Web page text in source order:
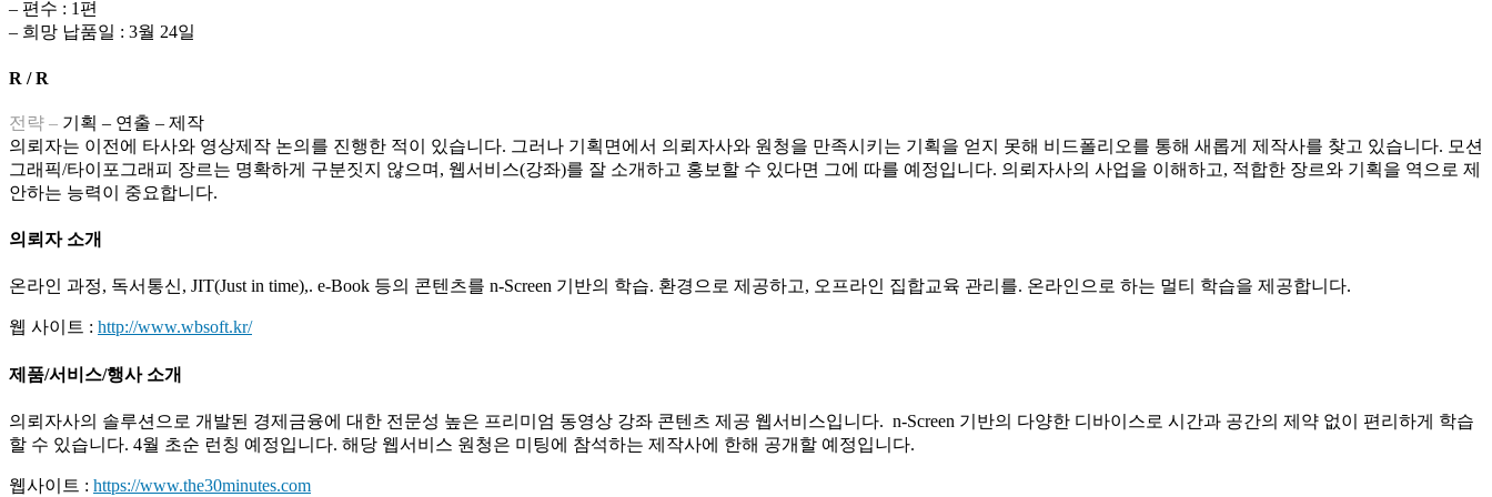
– 편수 : 1편
– 희망 납품일 : 3월 24일
R / R
전략 – 기획 – 연출 – 제작
의뢰자는 이전에 타사와 영상제작 논의를 진행한 적이 있습니다. 그러나 기획면에서 의뢰자사와 원청을 만족시키는 기획을 얻지 못해 비드폴리오를 통해 새롭게 제작사를 찾고 있습니다. 모션
그래픽/타이포그래피 장르는 명확하게 구분짓지 않으며, 웹서비스(강좌)를 잘 소개하고 홍보할 수 있다면 그에 따를 예정입니다. 의뢰자사의 사업을 이해하고, 적합한 장르와 기획을 역으로 제
안하는 능력이 중요합니다.
의뢰자 소개
온라인 과정, 독서통신, JIT(Just in time),. e-Book 등의 콘텐츠를 n-Screen 기반의 학습. 환경으로 제공하고, 오프라인 집합교육 관리를. 온라인으로 하는 멀티 학습을 제공합니다.
웹 사이트 : http://www.wbsoft.kr/
제품/서비스/행사 소개
의뢰자사의 솔루션으로 개발된 경제금융에 대한 전문성 높은 프리미엄 동영상 강좌 콘텐츠 제공 웹서비스입니다. n-Screen 기반의 다양한 디바이스로 시간과 공간의 제약 없이 편리하게 학습
할 수 있습니다. 4월 초순 런칭 예정입니다. 해당 웹서비스 원청은 미팅에 참석하는 제작사에 한해 공개할 예정입니다.
웹사이트 : https://www.the30minutes.com